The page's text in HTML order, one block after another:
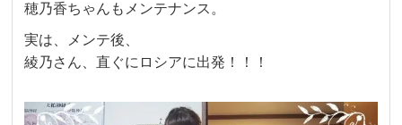
穂乃香ちゃんもメンテナンス。
実は、メンテ後、
綾乃さん、直ぐにロシアに出発！！！